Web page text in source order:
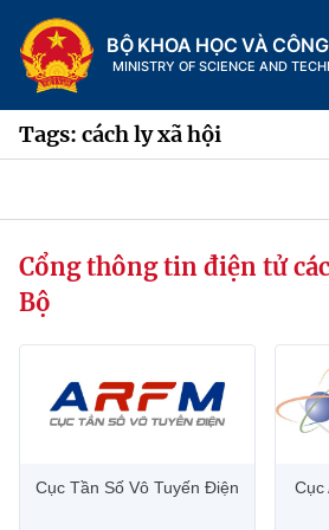
BỘ KHOA HỌC VÀ
MINISTRY OF SCIENCE AND
Trang chủ
Chức năng nhiệm vụ
Tin tức sự kiện
Hệ thống văn bản
Tags: cách ly xã hội
Cổng thông tin điện tử
Bộ
Cục Tần Số Vô Tuyến Điện
Cục